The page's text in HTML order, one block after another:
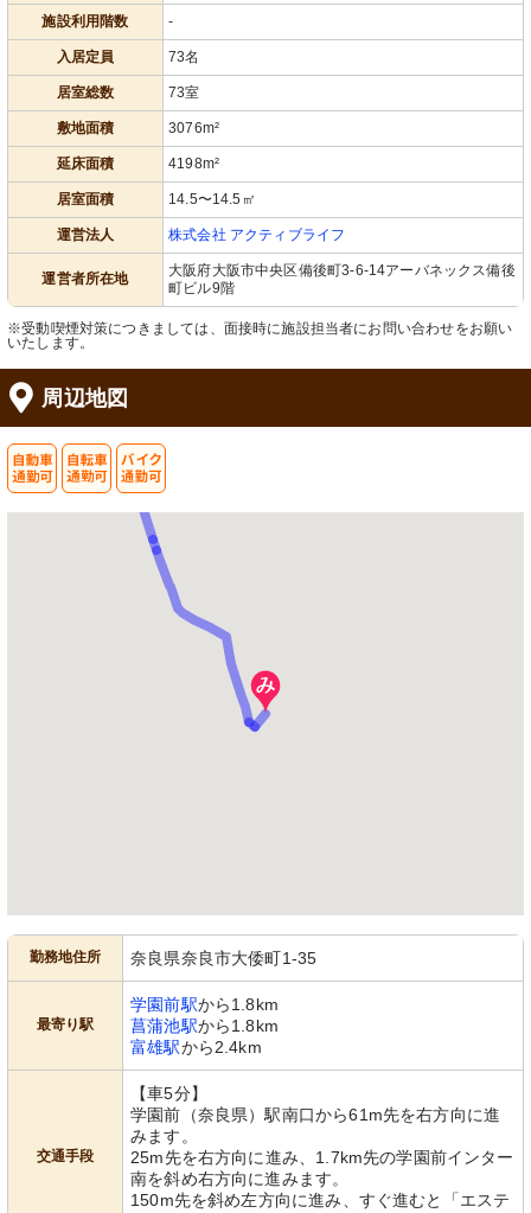
施設利用階数 -
入居定員 73名
居室総数 73室
敷地面積 3076m²
延床面積 4198m²
居室面積 14.5〜14.5㎡
運営法人 株式会社 アクティブライフ
運営者所在地
大阪府大阪市中央区備後町3-6-14アーバネックス備後
町ビル9階
※受動喫煙対策につきましては、面接時に施設担当者にお問い合わせをお願い
いたします。
周辺地図
勤務地住所 奈良県奈良市大倭町1-35
最寄り駅
学園前駅から1.8km
菖蒲池駅から1.8km
富雄駅から2.4km
交通手段
【車5分】
学園前（奈良県）駅南口から61m先を右方向に進
みます。
25m先を右方向に進み、1.7km先の学園前インター
南を斜め右方向に進みます。
150m先を斜め左方向に進み、すぐ進むと「エステ